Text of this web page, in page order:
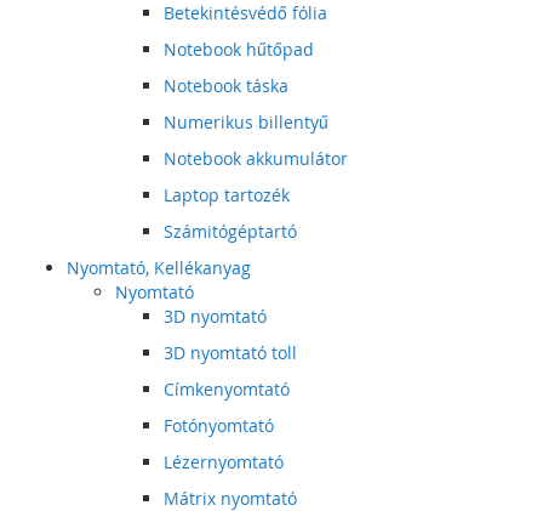
Betekintésvédő fólia
Notebook hűtőpad
Notebook táska
Numerikus billentyű
Notebook akkumulátor
Laptop tartozék
Számitógéptartó
Nyomtató, Kellékanyag
Nyomtató
3D nyomtató
3D nyomtató toll
Címkenyomtató
Fotónyomtató
Lézernyomtató
Mátrix nyomtató